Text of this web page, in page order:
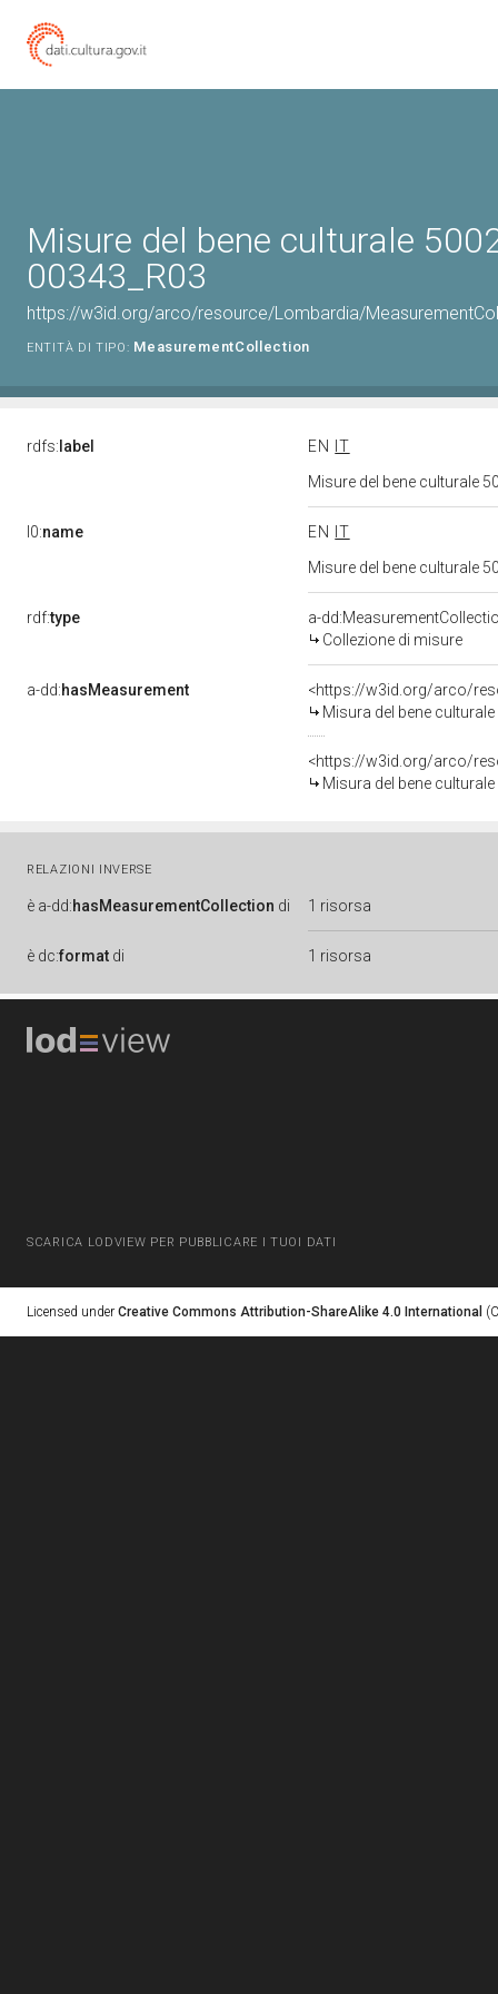
Misure del bene culturale
00343_R03
https://w3id.org/arco/resource/Lombardia/
ENTITÀ DI TIPO: MeasurementCollection
rdfs: label EN
IT
Misure del bene culturale
l0:name EN
IT
Misure del bene culturale
rdf:type
a-
Collezione di misure
a-dd:hasMeasurement
<https://w3id.org/arco/
Misura del bene
<https://w3id.org/arco/
Misura del bene
RELAZIONI INVERSE
è a-dd:hasMeasurementCollection di 1 risorsa
è dc:format di 1 risorsa
SCARICA LODVIEW PER PUBBLICARE I TUOI DATI
Licensed under Creative Commons Attribution-ShareAlike 4.0 International